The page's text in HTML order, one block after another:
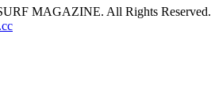
MAGAZINE. All Rights Reserved.